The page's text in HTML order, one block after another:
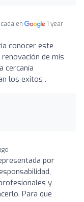
en
1 year
conocer este
de mis
cercanía
los exitos .
por
y
Para que